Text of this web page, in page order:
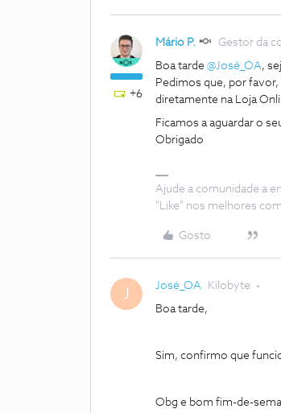
+6
Mário P. Gestor da
Boa tarde @José_OA,
Pedimos que, por
diretamente na Loja
Ficamos a aguardar o
Obrigado
Ajude a comunidade a
"Like" nos melhores
Gosto
J José_OA Kilobyte
Boa tarde,
Sim, confirmo que
Obg e bom fim-de-